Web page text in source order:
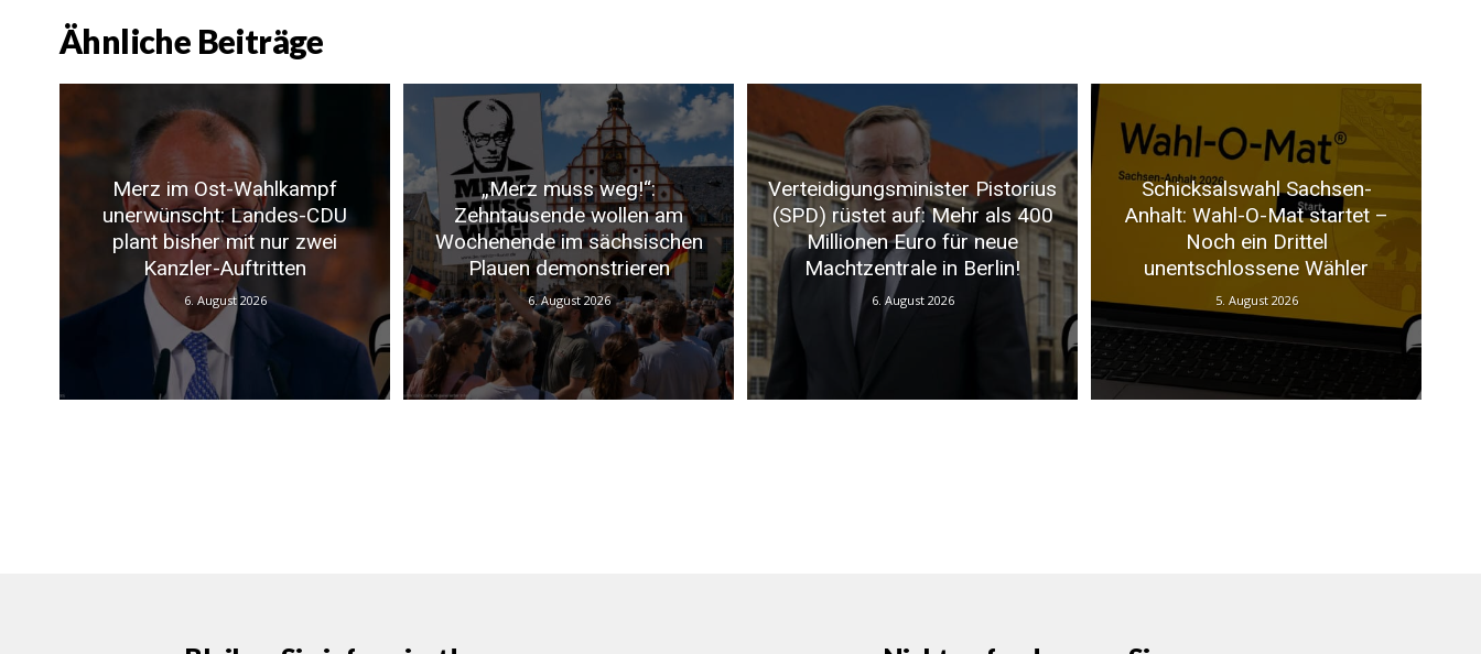
Ähnliche Beiträge
Merz im Ost-Wahlkampf
unerwünscht: Landes-CDU
plant bisher mit nur zwei
Kanzler-Auftritten
6. August 2026
„Merz muss weg!“:
Zehntausende wollen am
Wochenende im sächsischen
Plauen demonstrieren
6. August 2026
Verteidigungsminister Pistorius
(SPD) rüstet auf: Mehr als 400
Millionen Euro für neue
Machtzentrale in Berlin!
6. August 2026
Schicksalswahl Sachsen-
Anhalt: Wahl-O-Mat startet –
Noch ein Drittel
unentschlossene Wähler
5. August 2026